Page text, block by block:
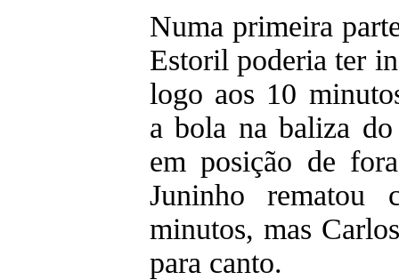
Numa primeira
Estoril poderia ter
logo aos 10
a bola na baliza
em posição de
Juninho rematou
minutos, mas
para canto.